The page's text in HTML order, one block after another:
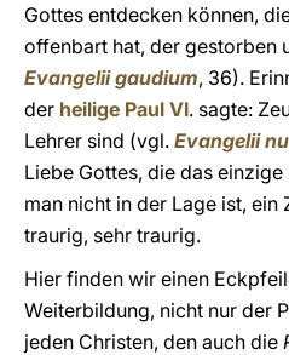
Gottes entdecken können,
offenbart hat, der gestorben
Evangelii gaudium, 36).
der heilige Paul VI. sagte:
Lehrer sind (vgl. Evangelii
Liebe Gottes, die das
man nicht in der Lage ist, ein
traurig, sehr traurig.
Hier finden wir einen
Weiterbildung, nicht nur der
jeden Christen, den auch die